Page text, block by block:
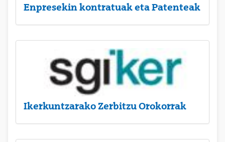
Enpresekin kontratuak eta Patenteak
Ikerkuntzarako Zerbitzu Orokorrak